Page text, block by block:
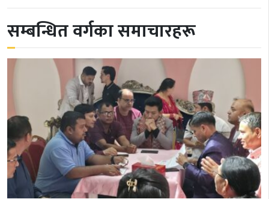
सम्बन्धित वर्गका समाचारहरू